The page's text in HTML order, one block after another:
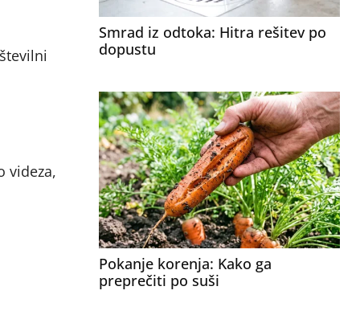
videza,
Smrad iz odtoka: Hitra rešitev po
dopustu
Pokanje korenja: Kako ga
preprečiti po suši